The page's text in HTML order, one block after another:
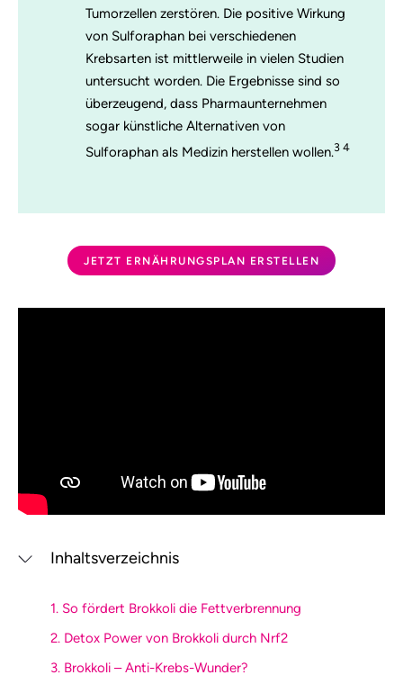
Tumorzellen zerstören. Die positive Wirkung
von Sulforaphan bei verschiedenen
Krebsarten ist mittlerweile in vielen Studien
untersucht worden. Die Ergebnisse sind so
überzeugend, dass Pharmaunternehmen
sogar künstliche Alternativen von
Sulforaphan als Medizin herstellen wollen.3 4
JETZT ERNÄHRUNGSPLAN ERSTELLEN
Inhaltsverzeichnis
1. So fördert Brokkoli die Fettverbrennung
2. Detox Power von Brokkoli durch Nrf2
3. Brokkoli – Anti-Krebs-Wunder?